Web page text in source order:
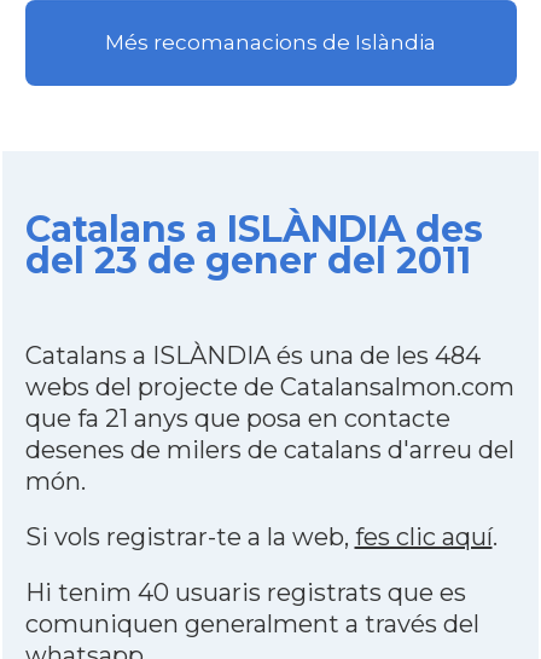
Més recomanacions de Islàndia
Catalans a ISLÀNDIA des
del 23 de gener del 2011
Catalans a ISLÀNDIA és una de les 484
webs del projecte de Catalansalmon.com
que fa 21 anys que posa en contacte
desenes de milers de catalans d'arreu del
món.
Si vols registrar-te a la web, fes clic aquí.
Hi tenim 40 usuaris registrats que es
comuniquen generalment a través del